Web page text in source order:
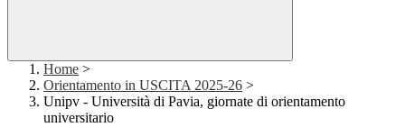
Home >
Orientamento in USCITA 2025-26 >
Unipv - Università di Pavia, giornate di orientamento
universitario